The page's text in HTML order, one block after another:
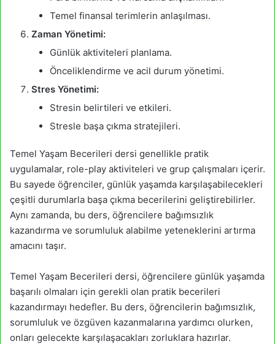
Temel finansal terimlerin anlaşılması.
Zaman Yönetimi:
Günlük aktiviteleri planlama.
Önceliklendirme ve acil durum yönetimi.
Stres Yönetimi:
Stresin belirtileri ve etkileri.
Stresle başa çıkma stratejileri.
Temel Yaşam Becerileri dersi genellikle pratik
uygulamalar, role-play aktiviteleri ve grup çalışmaları içerir.
Bu sayede öğrenciler, günlük yaşamda karşılaşabilecekleri
çeşitli durumlarla başa çıkma becerilerini geliştirebilirler.
Aynı zamanda, bu ders, öğrencilere bağımsızlık
kazandırma ve sorumluluk alabilme yeteneklerini artırma
amacını taşır.
Temel Yaşam Becerileri dersi, öğrencilere günlük yaşamda
başarılı olmaları için gerekli olan pratik becerileri
kazandırmayı hedefler. Bu ders, öğrencilerin bağımsızlık,
sorumluluk ve özgüven kazanmalarına yardımcı olurken,
onları gelecekte karşılaşacakları zorluklara hazırlar.